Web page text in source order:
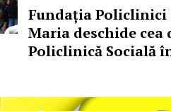
Fundația Policlinici
Maria deschide cea
Policlinică Socială